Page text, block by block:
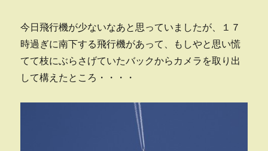
今日飛行機が少ないなあと思っていましたが、１７
時過ぎに南下する飛行機があって、もしやと思い慌
てて枝にぶらさげていたバックからカメラを取り出
して構えたところ・・・・